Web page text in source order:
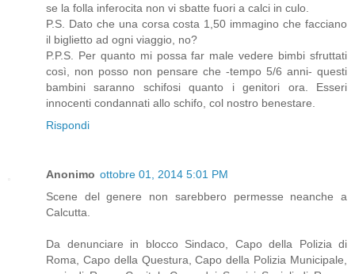
se la folla inferocita non vi sbatte fuori a calci in culo.
P.S. Dato che una corsa costa 1,50 immagino che facciano
il biglietto ad ogni viaggio, no?
P.P.S. Per quanto mi possa far male vedere bimbi sfruttati
così, non posso non pensare che -tempo 5/6 anni- questi
bambini saranno schifosi quanto i genitori ora. Esseri
innocenti condannati allo schifo, col nostro benestare.
Rispondi
Anonimo ottobre 01, 2014 5:01 PM
Scene del genere non sarebbero permesse neanche a
Calcutta.
Da denunciare in blocco Sindaco, Capo della Polizia di
Roma, Capo della Questura, Capo della Polizia Municipale,